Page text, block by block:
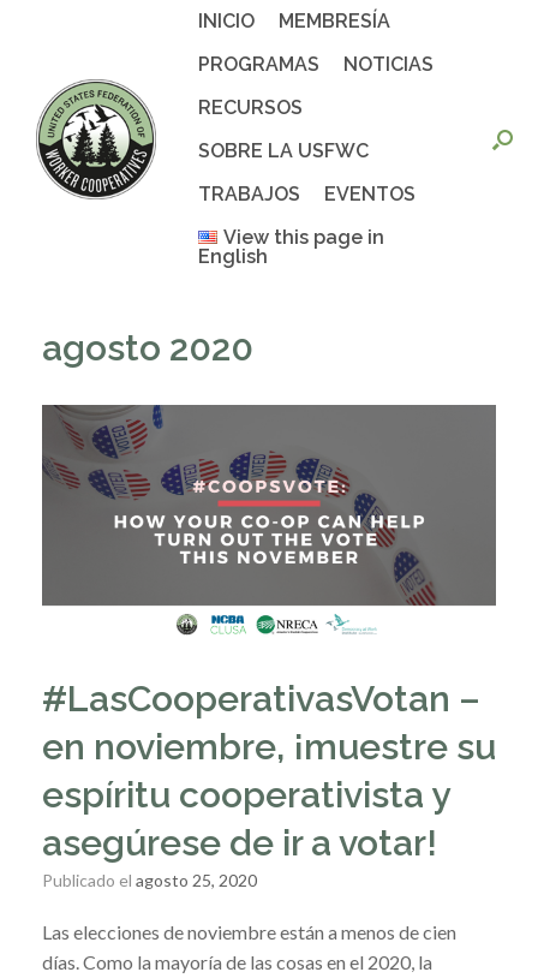
INICIO
MEMBRESÍA
PROGRAMAS
NOTICIAS
RECURSOS
SOBRE LA USFWC
TRABAJOS
EVENTOS
View this page in
English
agosto 2020
#LasCooperativasVotan –
en noviembre, ¡muestre su
espíritu cooperativista y
asegúrese de ir a votar!
Publicado el agosto 25, 2020
Las elecciones de noviembre están a menos de cien
días. Como la mayoría de las cosas en el 2020, la